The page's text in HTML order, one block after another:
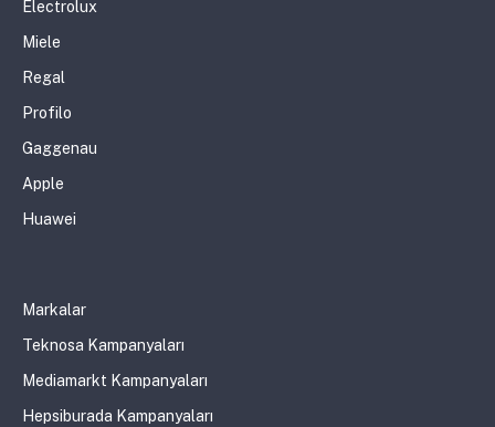
Electrolux
Miele
Regal
Profilo
Gaggenau
Apple
Huawei
Markalar
Teknosa Kampanyaları
Mediamarkt Kampanyaları
Hepsiburada Kampanyaları